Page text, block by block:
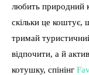
любить природний
скільки це коштує,
тримай
відпочити, а й
котушку, спінінг